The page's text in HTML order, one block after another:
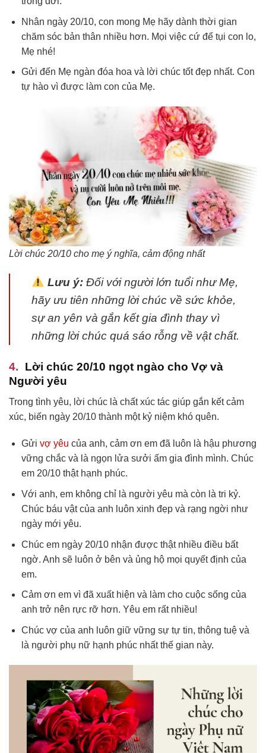
Nhân ngày 20/10, con mong Mẹ hãy dành thời gian
chăm sóc bản thân nhiều hơn. Mọi việc cứ để tụi con lo,
Mẹ nhé!
Gửi đến Mẹ ngàn đóa hoa và lời chúc tốt đẹp nhất. Con
tự hào vì được làm con của Mẹ.
Lời chúc 20/10 cho mẹ ý nghĩa, cảm động nhất
Lưu ý:Đối với người lớn tuổi như Mẹ,
hãy ưu tiên những lời chúc về sức khỏe,
sự an yên và gắn kết gia đình thay vì
những lời chúc quá sáo rỗng về vật chất.
Lời chúc 20/10 ngọt ngào cho Vợ và
Người yêu
Trong tình yêu, lời chúc là chất xúc tác giúp gắn kết cảm
xúc, biến ngày 20/10 thành một kỷ niệm khó quên.
Gửi vợ yêu của anh, cảm ơn em đã luôn là hậu phương
vững chắc và là ngọn lửa sưởi ấm gia đình mình. Chúc
em 20/10 thật hạnh phúc.
Với anh, em không chỉ là người yêu mà còn là tri kỷ.
Chúc báu vật của anh luôn xinh đẹp và rạng ngời như
ngày mới yêu.
Chúc em ngày 20/10 nhận được thật nhiều điều bất
ngờ. Anh sẽ luôn ở bên và ủng hộ mọi quyết định của
em.
Cảm ơn em vì đã xuất hiện và làm cho cuộc sống của
anh trở nên rực rỡ hơn. Yêu em rất nhiều!
Chúc vợ của anh luôn giữ vững sự tự tin, thông tuệ và
là người phụ nữ hạnh phúc nhất thế gian này.